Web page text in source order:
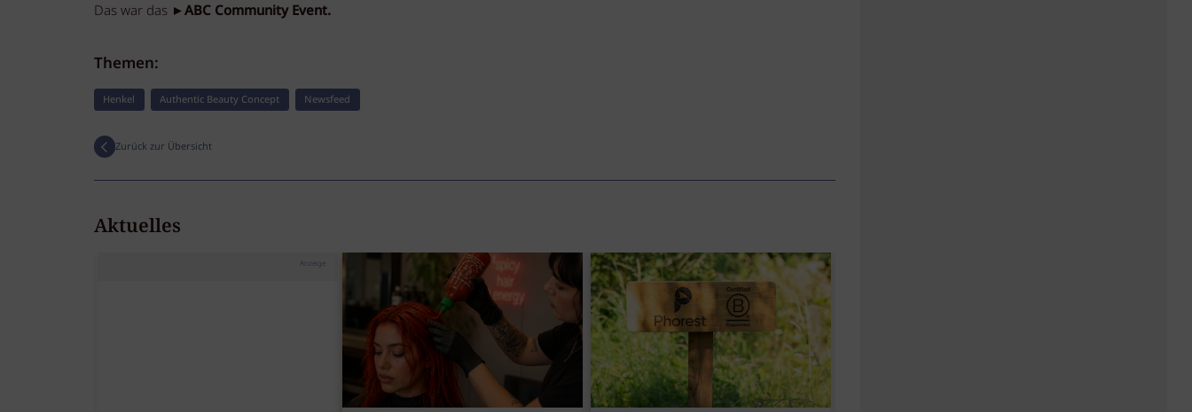
Das war das ►ABC Community Event.
Themen:
Henkel Authentic Beauty Concept Newsfeed
Zurück zur Übersicht
Aktuelles
Anzeige